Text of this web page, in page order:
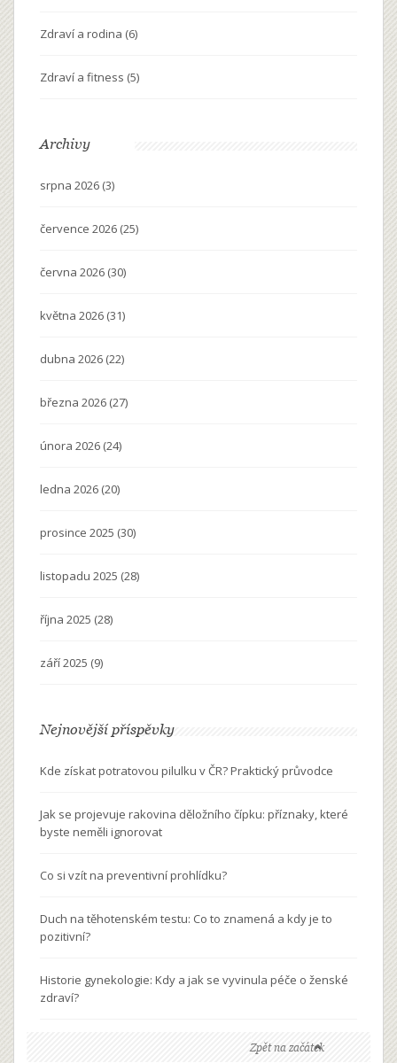
Zdraví a rodina (6)
Zdraví a fitness (5)
Archivy
srpna 2026 (3)
července 2026 (25)
června 2026 (30)
května 2026 (31)
dubna 2026 (22)
března 2026 (27)
února 2026 (24)
ledna 2026 (20)
prosince 2025 (30)
listopadu 2025 (28)
října 2025 (28)
září 2025 (9)
Nejnovější příspěvky
Kde získat potratovou pilulku v ČR? Praktický průvodce
Jak se projevuje rakovina děložního čípku: příznaky, které
byste neměli ignorovat
Co si vzít na preventivní prohlídku?
Duch na těhotenském testu: Co to znamená a kdy je to
pozitivní?
Historie gynekologie: Kdy a jak se vyvinula péče o ženské
zdraví?
Zpět na začátek